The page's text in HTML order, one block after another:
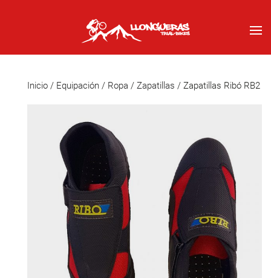
Inicio / Equipación / Ropa / Zapatillas / Zapatillas Ribó RB2